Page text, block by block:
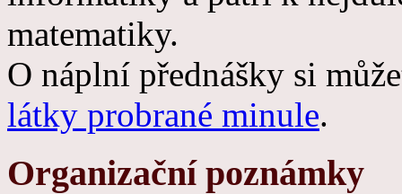
matematiky.
O náplní přednášky si
látky probrané minule.
Organizační poznámky